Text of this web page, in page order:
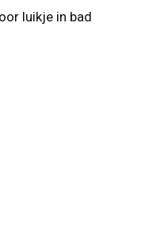
luikje in bad